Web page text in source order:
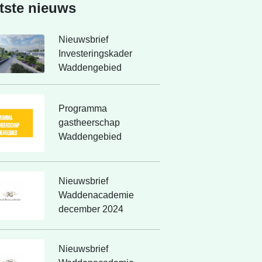
nieuws
Nieuwsbrief
Investeringskader
Waddengebied
Programma
gastheerschap
Waddengebied
Nieuwsbrief
Waddenacademie
december 2024
Nieuwsbrief